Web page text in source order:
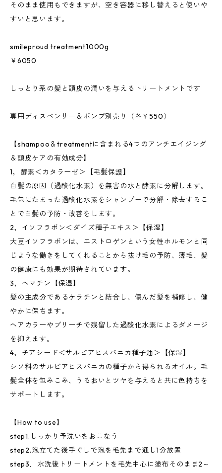
そのまま使用もできますが、空き容器に移し替えると使いや
すいと思います。
smileproud treatment1000g
￥6050
しっとり系の髪と頭皮の潤いを与えるトリートメントです
専用ディスペンサー＆ポンプ別売り（各￥550）
【shampoo＆treatmentに含まれる4つのアンチエイジング
＆頭皮ケアの有効成分】
1，酵素＜カタラーゼ＞【毛髪保護】
白髪の原因（過酸化水素）を無害の水と酵素に分解します。
毛包にたまった過酸化水素をシャンプーで分解・除去するこ
とで白髪の予防・改善をします。
2，イソフラボン＜ダイズ種子エキス＞【保湿】
大豆イソフラボンは、エストロゲンという女性ホルモンと同
じような働きをしてくれることから抜け毛の予防、薄毛、髪
の健康にも効果が期待されています。
3，ヘマチン【保湿】
髪の主成分であるケラチンと結合し、傷んだ髪を補修し、健
やかに保ちます。
ヘアカラーやブリーチで残留した過酸化水素によるダメージ
を抑えます。
4，チアシード＜サルビアヒスパニカ種子油＞【保湿】
シソ科のサルビアヒスパニカの種子から得られるオイル。毛
髪全体を包みこみ、うるおいとツヤを与えると共に色持ちを
サポートします。
【How to use】
step1.しっかり予洗いをおこなう
step2.泡立てた後手ぐしで泡を毛先まで通し1分放置
step3．水洗後トリートメントを毛先中心に塗布そのまま2～